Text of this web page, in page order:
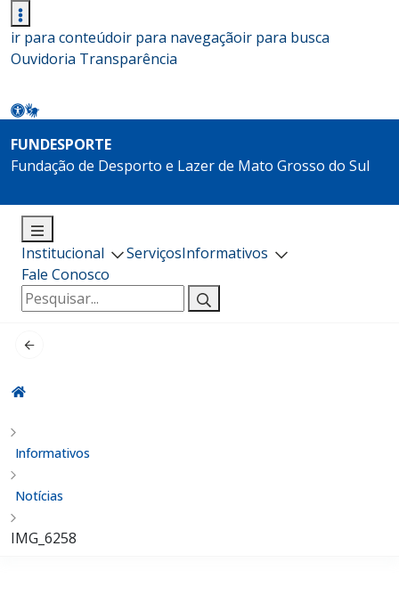
ir para conteúdoir para navegaçãoir para busca
Ouvidoria Transparência
FUNDESPORTE
Fundação de Desporto e Lazer de Mato Grosso do Sul
Institucional ServiçosInformativos
Fale Conosco
Pesquisar
por:
Informativos
Notícias
IMG_6258